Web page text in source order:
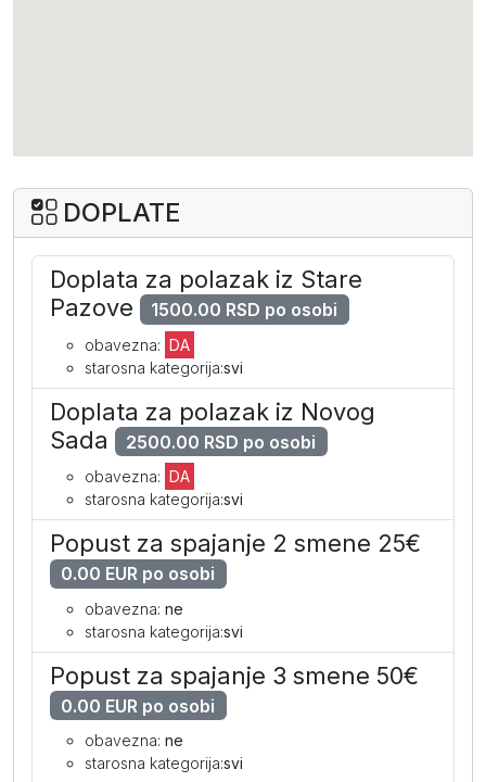
po osobi 785 629 569
jednokrevetna soba
dodatni krevet 499 409 375
I dete dodatno 2-12 69 69
69 69
Standardna soba (PP)
po osobi 715
jednokrevetna soba
I beba 0-2 69 69 69
DOPLATE
Doplata za polazak iz Stare
Pazove
1500.00 RSD po osobi
obavezna: DA
starosna kategorija:svi
Doplata za polazak iz Novog
Sada
2500.00 RSD po osobi
obavezna: DA
starosna kategorija:svi
Popust za spajanje 2 smene 25€
0.00 EUR po osobi
obavezna: ne
starosna kategorija:svi
Popust za spajanje 3 smene 50€
0.00 EUR po osobi
obavezna: ne
starosna kategorija:svi